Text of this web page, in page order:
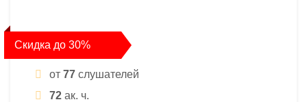
Скидка до 30%
от 77 слушателей
72 ак. ч.